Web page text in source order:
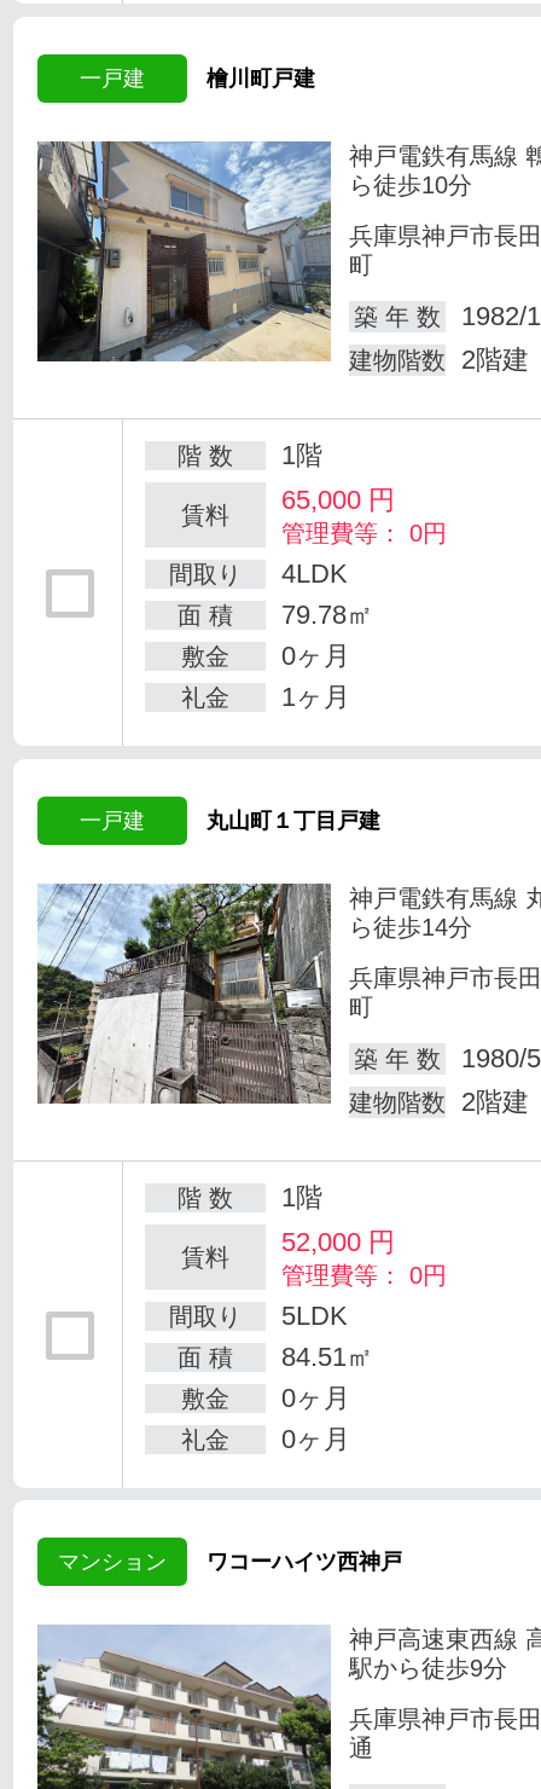
一戸建 檜川町戸建
神戸電鉄有馬線
ら徒歩10分
兵庫県神戸市長
町
築 年 数
1982/
建物階数 2階建
階 数 1階
賃料 65,000 円
管理費等： 0円
間取り
4LDK
面 積 79.78㎡
敷金 0ヶ月
礼金 1ヶ月
一戸建 丸山町１丁目戸建
神戸電鉄有馬線
ら徒歩14分
兵庫県神戸市長
町
築 年 数
1980/
建物階数 2階建
階 数 1階
賃料 52,000 円
管理費等： 0円
間取り
5LDK
面 積 84.51㎡
敷金 0ヶ月
礼金 0ヶ月
マンション ワコーハイツ西神戸
神戸高速東西線
駅から徒歩9分
兵庫県神戸市長
通